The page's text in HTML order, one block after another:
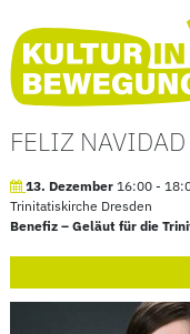
FELIZ NAVIDAD
13. Dezember 16:00 -
Trinitatiskirche Dresden
Benefiz – Geläut für die